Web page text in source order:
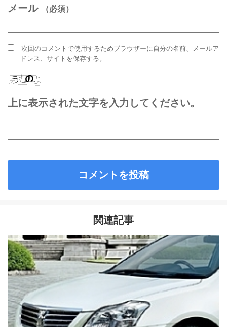
メール （必須）
次回のコメントで使用するためブラウザーに自分の名前、メールア
ドレス、サイトを保存する。
上に表示された文字を入力してください。
関連記事